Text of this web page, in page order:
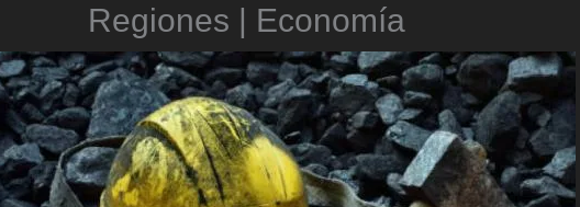
Regiones | Economía